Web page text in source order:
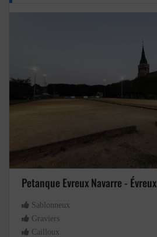
Petanque Evreux Navarre - Évreux
Sablonneux
Graviers
Cailloux